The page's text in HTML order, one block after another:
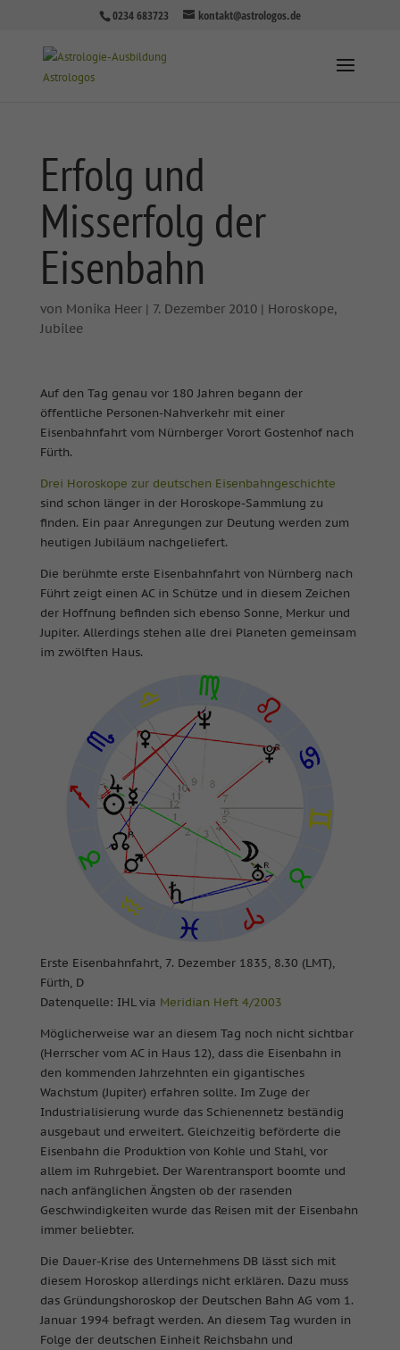
0234 683723 kontakt@astrologos.de
Erfolg und
Misserfolg der
Eisenbahn
von Monika Heer| 7. Dezember 2010| Horoskope,
Jubilee
Auf den Tag genau vor 180 Jahren begann der
öffentliche Personen-Nahverkehr mit einer
Eisenbahnfahrt vom Nürnberger Vorort Gostenhof nach
Fürth.
Drei Horoskope zur deutschen Eisenbahngeschichte
sind schon länger in der Horoskope-Sammlung zu
finden. Ein paar Anregungen zur Deutung werden zum
heutigen Jubiläum nachgeliefert.
Die berühmte erste Eisenbahnfahrt von Nürnberg nach
Führt zeigt einen AC in Schütze und in diesem Zeichen
der Hoffnung befinden sich ebenso Sonne, Merkur und
Jupiter. Allerdings stehen alle drei Planeten gemeinsam
im zwölften Haus.
Erste Eisenbahnfahrt, 7. Dezember 1835, 8.30 (LMT),
Fürth, D
Datenquelle: IHL via Meridian Heft 4/2003
Möglicherweise war an diesem Tag noch nicht sichtbar
(Herrscher vom AC in Haus 12), dass die Eisenbahn in
den kommenden Jahrzehnten ein gigantisches
Wachstum (Jupiter) erfahren sollte. Im Zuge der
Industrialisierung wurde das Schienennetz beständig
ausgebaut und erweitert. Gleichzeitig beförderte die
Eisenbahn die Produktion von Kohle und Stahl, vor
allem im Ruhrgebiet. Der Warentransport boomte und
nach anfänglichen Ängsten ob der rasenden
Geschwindigkeiten wurde das Reisen mit der Eisenbahn
immer beliebter.
Die Dauer-Krise des Unternehmens DB lässt sich mit
diesem Horoskop allerdings nicht erklären. Dazu muss
das Gründungshoroskop der Deutschen Bahn AG vom 1.
Januar 1994 befragt werden. An diesem Tag wurden in
Folge der deutschen Einheit Reichsbahn und